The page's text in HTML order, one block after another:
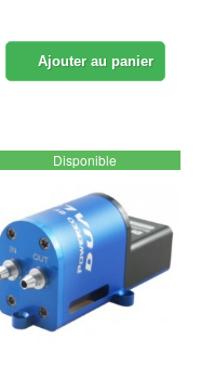
Ajouter au panier
Disponible